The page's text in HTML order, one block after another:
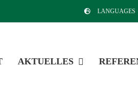
LANGUAGES
AKTUELLES